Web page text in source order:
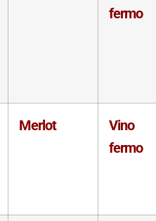
fermo
Merlot
Vino
fermo